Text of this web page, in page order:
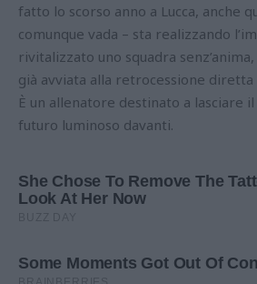
fatto lo scorso anno a Lucca, anche
comunque vada – sta realizzando
rivitalizzato uno squadra
già avviata alla retrocessione diretta
È un allenatore destinato a lasciare
futuro luminoso davanti.